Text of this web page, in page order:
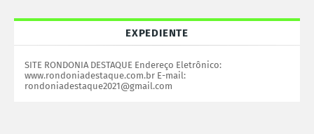
EXPEDIENTE
SITE RONDONIA DESTAQUE Endereço Eletrônico:
www.rondoniadestaque.com.br E-mail:
rondoniadestaque2021@gmail.com